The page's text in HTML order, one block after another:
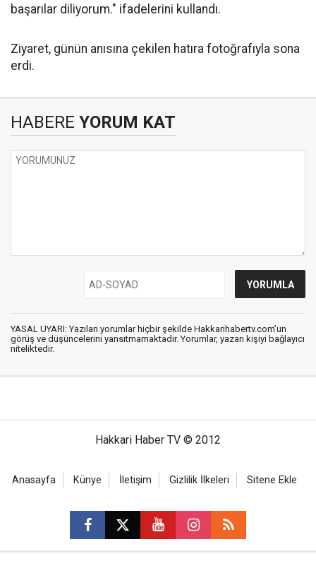
başarılar diliyorum." ifadelerini kullandı.
Ziyaret, günün anısına çekilen hatıra fotoğrafıyla sona
erdi.
HABERE YORUM KAT
YASAL UYARI: Yazılan yorumlar hiçbir şekilde Hakkarihabertv.com’un
görüş ve düşüncelerini yansıtmamaktadır. Yorumlar, yazan kişiyi bağlayıcı
niteliktedir.
Hakkari Haber TV © 2012
Anasayfa Künye İletişim Gizlilik İlkeleri Sitene Ekle